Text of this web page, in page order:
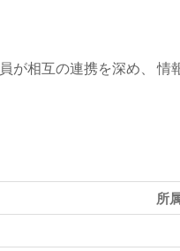
相互の連携を深め、
所